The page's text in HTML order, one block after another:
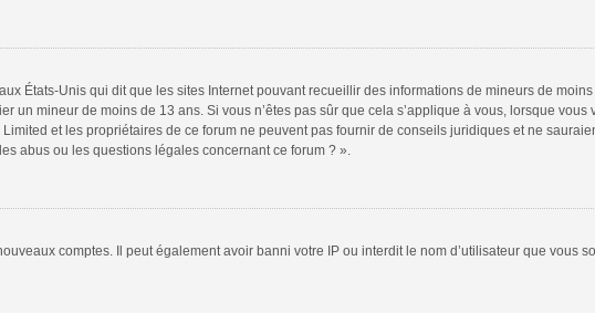
États-Unis qui dit que les sites Internet pouvant recueillir des informations de mineurs de
un mineur de moins de 13 ans. Si vous n’êtes pas sûr que cela s’applique à vous, lorsque
et les propriétaires de ce forum ne peuvent pas fournir de conseils juridiques et ne
abus ou les questions légales concernant ce forum ? ».
comptes. Il peut également avoir banni votre IP ou interdit le nom d’utilisateur que vous